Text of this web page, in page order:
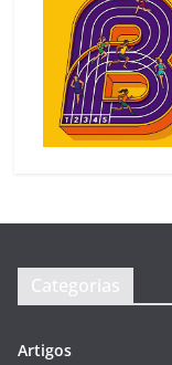
Categorias
Artigos